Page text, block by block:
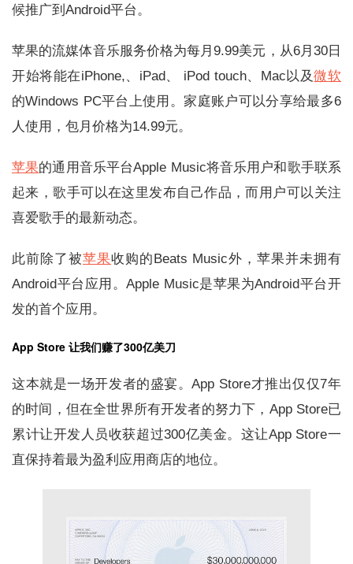
候推广到Android平台。
苹果的流媒体音乐服务价格为每月9.99美元，从6月30日
开始将能在iPhone,、iPad、 iPod touch、Mac以及微软
的Windows PC平台上使用。家庭账户可以分享给最多6
人使用，包月价格为14.99元。
苹果的通用音乐平台Apple Music将音乐用户和歌手联系
起来，歌手可以在这里发布自己作品，而用户可以关注
喜爱歌手的最新动态。
此前除了被苹果收购的Beats Music外，苹果并未拥有
Android平台应用。Apple Music是苹果为Android平台开
发的首个应用。
App Store 让我们赚了300亿美刀
这本就是一场开发者的盛宴。App Store才推出仅仅7年
的时间，但在全世界所有开发者的努力下，App Store已
累计让开发人员收获超过300亿美金。这让App Store一
直保持着最为盈利应用商店的地位。